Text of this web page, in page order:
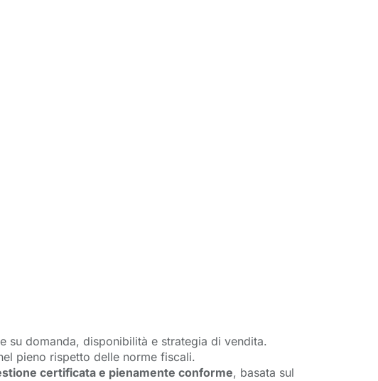
su domanda, disponibilità e strategia di vendita.
pieno rispetto delle norme fiscali.
certificata e pienamente conforme, basata sul